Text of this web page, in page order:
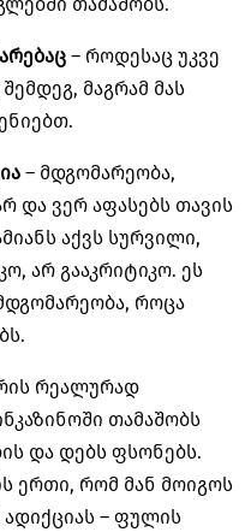
– როდესაც უკვე
მაგრამ მას
– მდგომარეობა,
და ვერ აფასებს თავის
აქვს სურვილი,
არ გააკრიტიკო. ეს
როცა
რეალურად
თამაშობს
და დებს ფსონებს.
ერთი, რომ მან მოიგოს
– ფულის